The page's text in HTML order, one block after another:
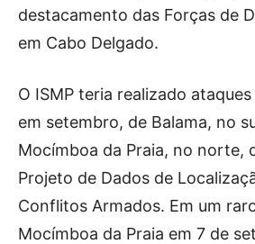
destacamento das Forças de
em Cabo Delgado.
O ISMP teria realizado
em setembro, de Balama, no
Mocímboa da Praia, no norte,
Projeto de Dados de
Conflitos Armados. Em um
Mocímboa da Praia em 7 de